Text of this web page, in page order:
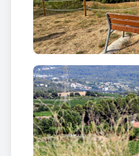
textura al paisatge.
discretes però
que les durà a oferir
Aquesta panoràmica
explica el territori
Per què visitar el
Llorenç d’Hortons?